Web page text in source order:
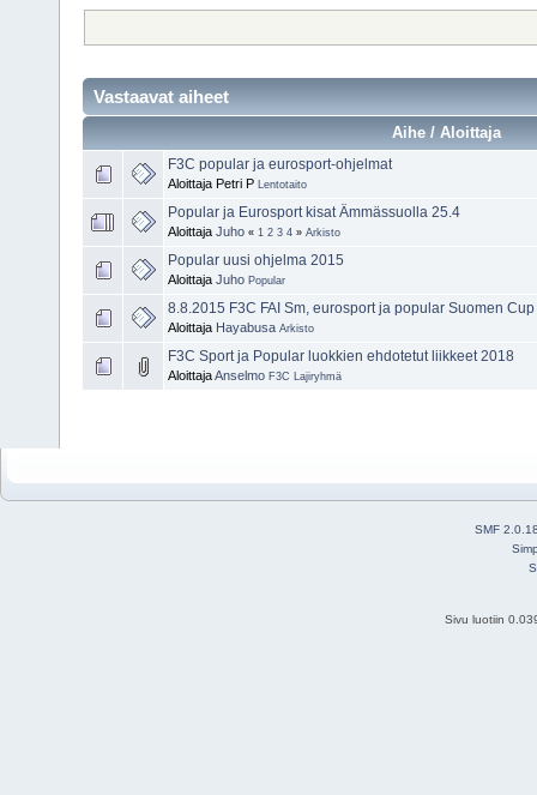
Vastaavat aiheet
Aihe / Aloittaja
F3C popular ja eurosport-ohjelmat
Aloittaja Petri P Lentotaito
Popular ja Eurosport kisat Ämmässuolla 25.4
Aloittaja Juho « 1 2 3 4 » Arkisto
Popular uusi ohjelma 2015
Aloittaja Juho Popular
8.8.2015 F3C FAI Sm, eurosport ja popular Suomen
Aloittaja Hayabusa Arkisto
F3C Sport ja Popular luokkien ehdotetut liikkeet 2018
AloittajaAnselmo F3C Lajiryhmä
SMF
Sivu luotiin